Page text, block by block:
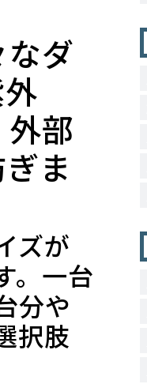
ダ
部
ま
ズが
。一台
分や
択肢